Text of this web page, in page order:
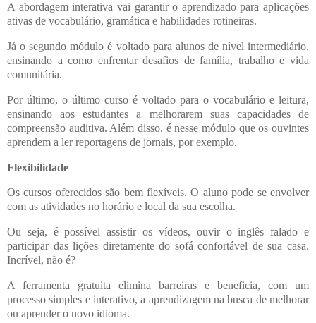
A abordagem interativa vai garantir o aprendizado para aplicações
ativas de vocabulário, gramática e habilidades rotineiras.
Já o segundo módulo é voltado para alunos de nível intermediário,
ensinando a como enfrentar desafios de família, trabalho e vida
comunitária.
Por último, o último curso é voltado para o vocabulário e leitura,
ensinando aos estudantes a melhorarem suas capacidades de
compreensão auditiva. Além disso, é nesse módulo que os ouvintes
aprendem a ler reportagens de jornais, por exemplo.
Flexibilidade
Os cursos oferecidos são bem flexíveis, O aluno pode se envolver
com as atividades no horário e local da sua escolha.
Ou seja, é possível assistir os vídeos, ouvir o inglês falado e
participar das lições diretamente do sofá confortável de sua casa.
Incrível, não é?
A ferramenta gratuita elimina barreiras e beneficia, com um
processo simples e interativo, a aprendizagem na busca de melhorar
ou aprender o novo idioma.